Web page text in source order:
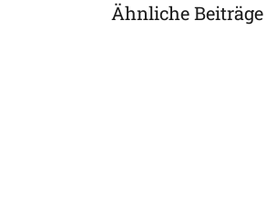
Ähnliche Beiträge